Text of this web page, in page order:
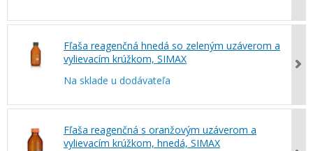
Fľaša reagenčná hnedá so zeleným uzáverom a
vylievacím krúžkom, SIMAX
Na sklade u dodávateľa
Fľaša reagenčná s oranžovým uzáverom a
vylievacím krúžkom, hnedá, SIMAX